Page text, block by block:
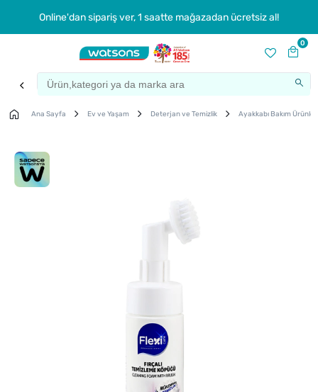
Online'dan sipariş ver, 1 saatte mağazadan ücretsiz al!
0
Ana Sayfa Ev ve Yaşam Deterjan ve Temizlik Ayakkabı Bakım Ürünleri